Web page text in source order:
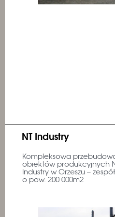
NT Industry
Kompleksowa
obiektów produkcyjnych
Industry w Orzeszu –
o pow. 200 000m2